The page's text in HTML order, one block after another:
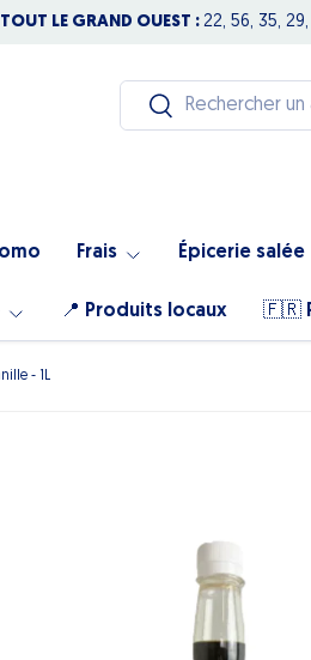
LE GRAND OUEST : 22, 56, 35,
Recherche
Rechercher
Frais Épicerie salée
📍 Produits locaux 🇫🇷
- 1L